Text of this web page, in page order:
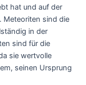
hat und auf der
Meteoriten sind die
in der
sind für die
sie wertvolle
seinen Ursprung